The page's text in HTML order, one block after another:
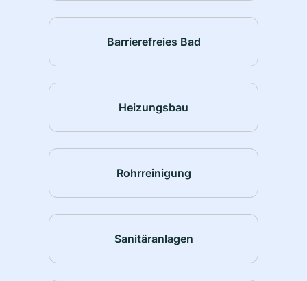
Barrierefreies Bad
Heizungsbau
Rohrreinigung
Sanitäranlagen